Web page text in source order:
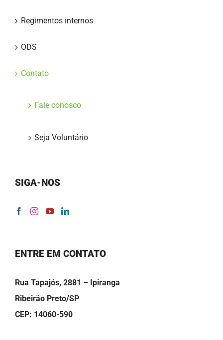
Regimentos internos
ODS
Contato
Fale conosco
Seja Voluntário
SIGA-NOS
ENTRE EM CONTATO
Rua Tapajós, 2881 – Ipiranga
Ribeirão Preto/SP
CEP: 14060-590